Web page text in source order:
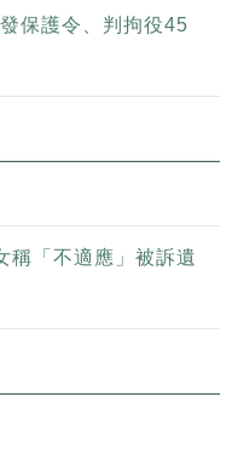
保護令、判拘役45
稱「不適應」被訴遺